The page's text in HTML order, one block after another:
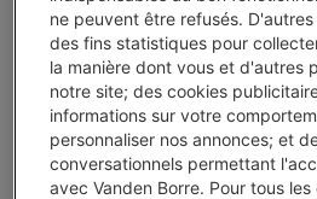
ExtraSpace : Optimise l'espace
Technologie Crisp : Cuisson
aliments
Jet Defrost : Décongélation
Absence de plateau tournant
ne peuvent être refusés.
des fins statistiques pour
la manière dont vous et d'autres
notre site; des cookies
informations sur votre
personnaliser nos annonces; et
conversationnels permettant
avec Vanden Borre. Pour tous